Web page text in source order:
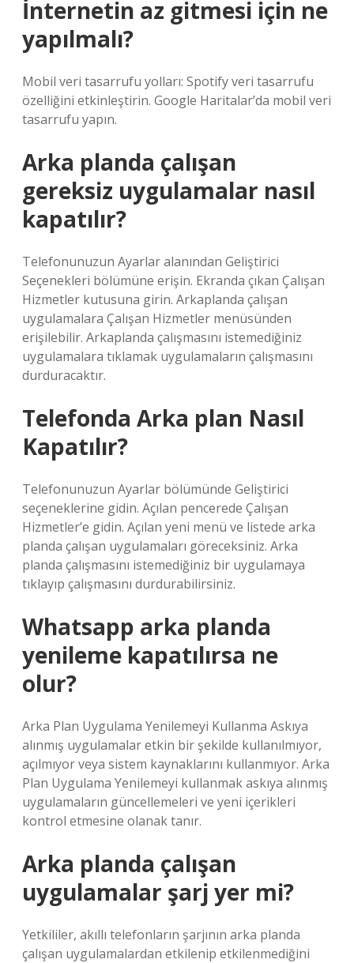
İnternetin az gitmesi için ne
yapılmalı?
Mobil veri tasarrufu yolları: Spotify veri tasarrufu
özelliğini etkinleştirin. Google Haritalar’da mobil veri
tasarrufu yapın.
Arka planda çalışan
gereksiz uygulamalar nasıl
kapatılır?
Telefonunuzun Ayarlar alanından Geliştirici
Seçenekleri bölümüne erişin. Ekranda çıkan Çalışan
Hizmetler kutusuna girin. Arkaplanda çalışan
uygulamalara Çalışan Hizmetler menüsünden
erişilebilir. Arkaplanda çalışmasını istemediğiniz
uygulamalara tıklamak uygulamaların çalışmasını
durduracaktır.
Telefonda Arka plan Nasıl
Kapatılır?
Telefonunuzun Ayarlar bölümünde Geliştirici
seçeneklerine gidin. Açılan pencerede Çalışan
Hizmetler’e gidin. Açılan yeni menü ve listede arka
planda çalışan uygulamaları göreceksiniz. Arka
planda çalışmasını istemediğiniz bir uygulamaya
tıklayıp çalışmasını durdurabilirsiniz.
Whatsapp arka planda
yenileme kapatılırsa ne
olur?
Arka Plan Uygulama Yenilemeyi Kullanma Askıya
alınmış uygulamalar etkin bir şekilde kullanılmıyor,
açılmıyor veya sistem kaynaklarını kullanmıyor. Arka
Plan Uygulama Yenilemeyi kullanmak askıya alınmış
uygulamaların güncellemeleri ve yeni içerikleri
kontrol etmesine olanak tanır.
Arka planda çalışan
uygulamalar şarj yer mi?
Yetkililer, akıllı telefonların şarjının arka planda
çalışan uygulamalardan etkilenip etkilenmediğini